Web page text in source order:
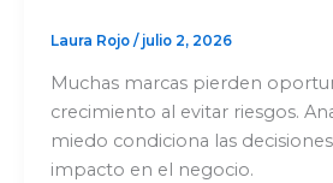
Laura Rojo / julio 2, 2026
Muchas marcas pierden
crecimiento al evitar riesgos.
miedo condiciona las
impacto en el negocio.